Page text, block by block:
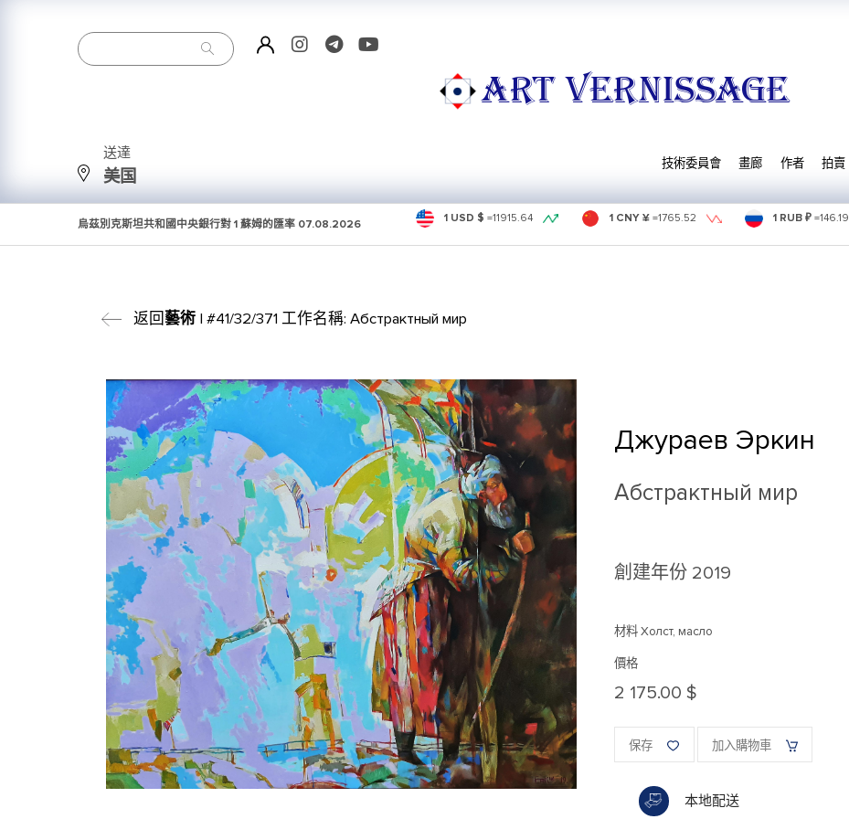
ART VERNISSAGE
送達
美国
技術委員會 畫廊 作者 拍賣
烏茲別克斯坦共和國中央銀行對 1 蘇姆的匯率 07.08.2026 1 USD $ =11915.64 1 CNY ¥ =1765.52 1 RUB ₽ =146.19
返回藝術| #41/32/371 工作名稱: Абстрактный мир
Джураев Эркин
Абстрактный мир
創建年份 2019
材料 Холст, масло
價格
2 175.00 $
保存 加入購物車
本地配送